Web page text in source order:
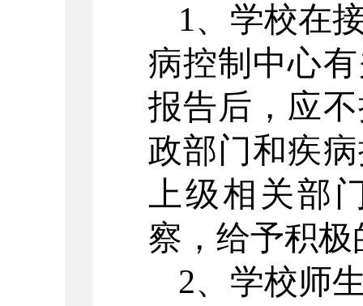
1、学校在
病控制中心
报告后，应
政部门和疾
上级相关部
察，给予积
2、学校师